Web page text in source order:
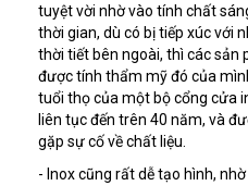
tuyệt vời nhờ vào tính chất
thời gian, dù có bị tiếp xúc với
thời tiết bên ngoài, thì các sản
được tính thẩm mỹ đó của
tuổi thọ của một bộ cổng cửa
liên tục đến trên 40 năm, và
gặp sự cố về chất liệu.
- Inox cũng rất dễ tạo hình,